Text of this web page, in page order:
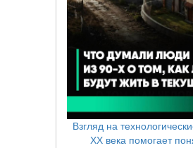
Взгляд на
XX века помогает